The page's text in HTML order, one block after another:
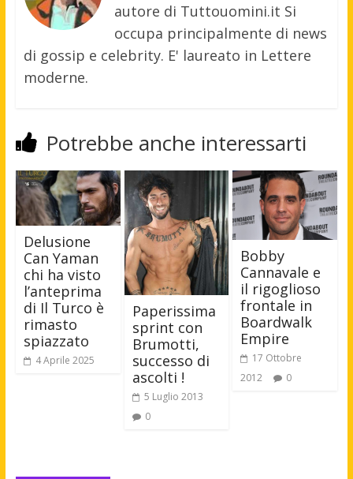
autore di Tuttouomini.it Si
occupa principalmente di news
di gossip e celebrity. E' laureato in Lettere
moderne.
Potrebbe anche interessarti
Delusione
Can Yaman
chi ha visto
l’anteprima
di Il Turco è
rimasto
spiazzato
4 Aprile 2025
Paperissima
sprint con
Brumotti,
successo di
ascolti !
5 Luglio 2013
0
Bobby
Cannavale e
il rigoglioso
frontale in
Boardwalk
Empire
17 Ottobre
2012
0